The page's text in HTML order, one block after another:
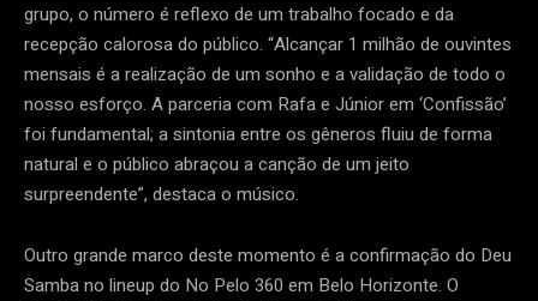
grupo, o número é reflexo de um trabalho focado e da
recepção calorosa do público. “Alcançar 1 milhão de ouvintes
mensais é a realização de um sonho e a validação de todo o
nosso esforço. A parceria com Rafa e Júnior em ‘Confissão’
foi fundamental; a sintonia entre os gêneros fluiu de forma
natural e o público abraçou a canção de um jeito
surpreendente”, destaca o músico.
Outro grande marco deste momento é a confirmação do Deu
Samba no lineup do No Pelo 360 em Belo Horizonte. O